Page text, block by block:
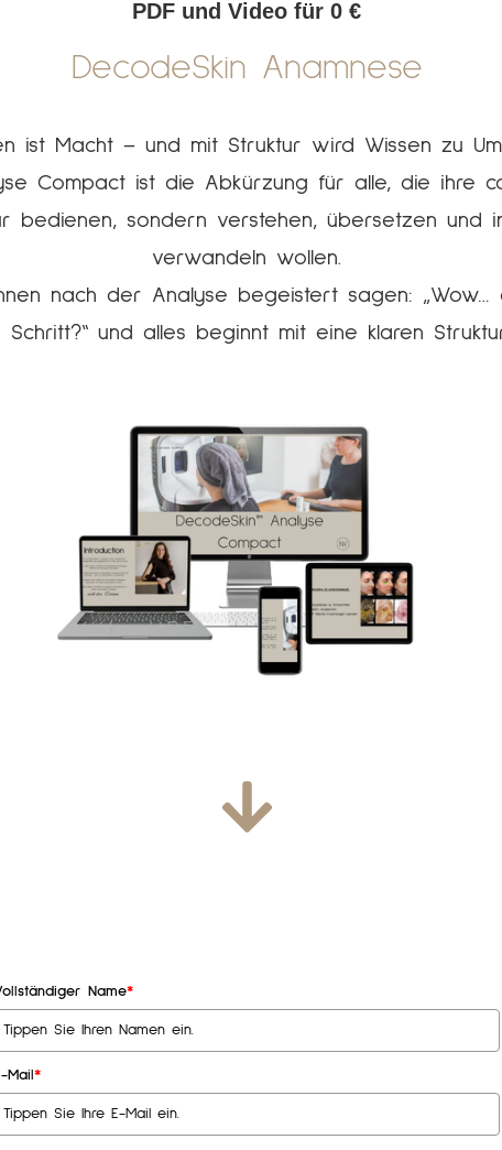
PDF und Video für 0 €
DecodeSkin Anamnese
ist Macht – und mit Struktur wird Wissen zu
Compact ist die Abkürzung für alle, die ihre
bedienen, sondern verstehen, übersetzen und
verwandeln wollen.
nach der Analyse begeistert sagen: „Wow…
und alles beginnt mit eine klaren
Name*
Mail *